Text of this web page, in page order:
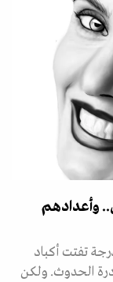
وأعدادهم
تفتت أكباد
الحدوث. ولكن